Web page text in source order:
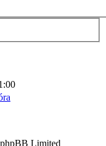
Limited